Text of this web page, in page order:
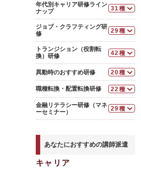
30代向けキャリアデザ
イン研修
40代向けキャリアデザ
50代向けキャリアデザ
イン研修
ン研修
役職定年・定年延長者向
け研修
自治体向けキャリアデザ
イン研修～若手編
自治体向けキャリアデザ
イン研修～シニア編
若手社員向けキャリア研
エンゲージメント診
断サービス
「エンゲージメント診
断」フィードバック研修～組織
課題・人事課題への対策を考え
る（半日間）
【１対１面談、フィードバック】
１対１面談研修～部下の
フィードバック研修～助
言と対話を活用し、部下・後輩
をサポートする（１日間）
部下とのコミュニケーシ
【ワークエンゲイジメント。やりが
いを生み出すマネジメント】
ト～みんなが誇りと熱意をも
年代別キャリア研修ライン
ナップ
31種
20代向けキャリアデザ
イン研修
30代向けキャリアデザ
イン研修
40代向けキャリアデザ
イン研修
50代向けキャリアデザ
キャリア自律推進研修～
As is-To Beギャップを埋め
る組織づくり（半日間）
若手社員向けキャリア研
修～最初の会社でがんばるとい
25歳の壁を乗り越える
ジョブ・クラフティング研
修
29種
ジョブ・クラフティング
研修～やりがいのある仕事に変
える
部下のやる気を引き出す
研修～ジョブ・クラフティング
中堅社員向けジョブ・ク
ラフティング研修
ネスマインド強化研修～主体
性、業務・役割の領域拡大
若手社員研修～主体性の
発揮
トランジション（役割転
換）研修
42種
【まとめ】職種転換・配
置転換研修
なソフトランディング」を実現
する編（１日間）
女性向けキャリアアップ
職種転換者向け営業基礎
リアチェンジ編（１日間）
異動時のおすすめ研修 20種
異動者向け研修 「上手
なソフトランディング」を実現
する編（１日間）
コミュニケーション研修
20代・30代向けキャリ
【業務改善】
職種転換・配置転換研修 22種
職種転換者向け研修～チ
ームの中核を目指して意識を変
なソフトランディング」を実現
中途社員・職種転換者向
金融リテラシー研修（マネ
ーセミナー）
29種
ェアな目線で、お金の知識を身
につける
新入社員・新社会人向け
金融リテラシー向上研修
あなたにおすすめの講師派遣
キャリア